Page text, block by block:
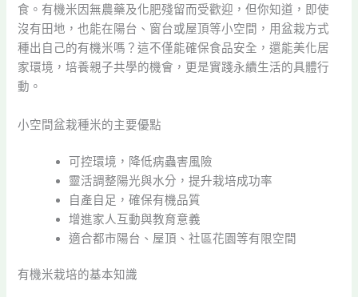
食。有機米因無農藥及化肥殘留而受歡迎，但你知道，即使
沒有田地，也能在陽台、窗台或屋頂等小空間，用盆栽方式
種出自己的有機米嗎？這不僅能確保食品安全，還能美化居
家環境，培養親子共學的機會，更是實踐永續生活的具體行
動。
小空間盆栽種米的主要優點
可控環境，降低病蟲害風險
靈活調整陽光與水分，提升栽培成功率
自產自足，確保有機品質
增進家人互動與教育意義
適合都市陽台、屋頂、社區花園等有限空間
有機米栽培的基本知識